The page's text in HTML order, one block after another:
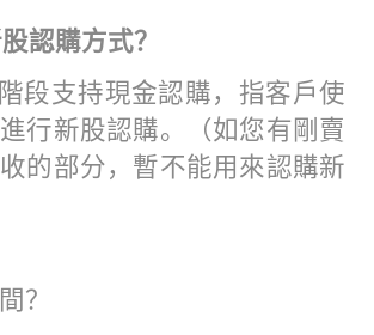
認購方式？
段支持現金認購，指客戶使
行新股認購。（如您有剛賣
的部分，暫不能用來認購新
？